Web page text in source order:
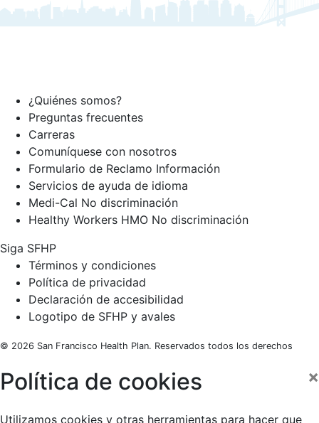
¿Quiénes somos?
Preguntas frecuentes
Carreras
Comuníquese con nosotros
Formulario de Reclamo Información
Servicios de ayuda de idioma
Medi-Cal No discriminación
Healthy Workers HMO No discriminación
Siga SFHP
Facebook
Threads
Instagram
LinkedIn
YouTubeTérminos y condiciones
Política de privacidad
Declaración de accesibilidad
Logotipo de SFHP y avales
© 2026 San Francisco Health Plan. Reservados todos los derechos
×
Política de cookies
Utilizamos cookies y otras herramientas para hacer que